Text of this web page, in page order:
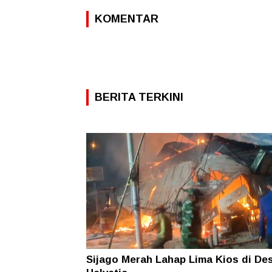
KOMENTAR
BERITA TERKINI
Sijago Merah Lahap Lima Kios di